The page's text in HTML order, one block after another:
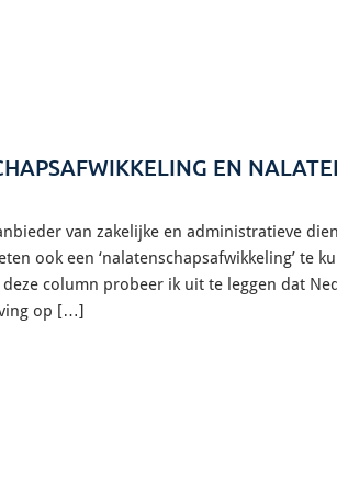
EN
van zakelijke en administratieve
ook een ‘nalatenschapsafwikkeling’ te
column probeer ik uit te leggen dat
op […]